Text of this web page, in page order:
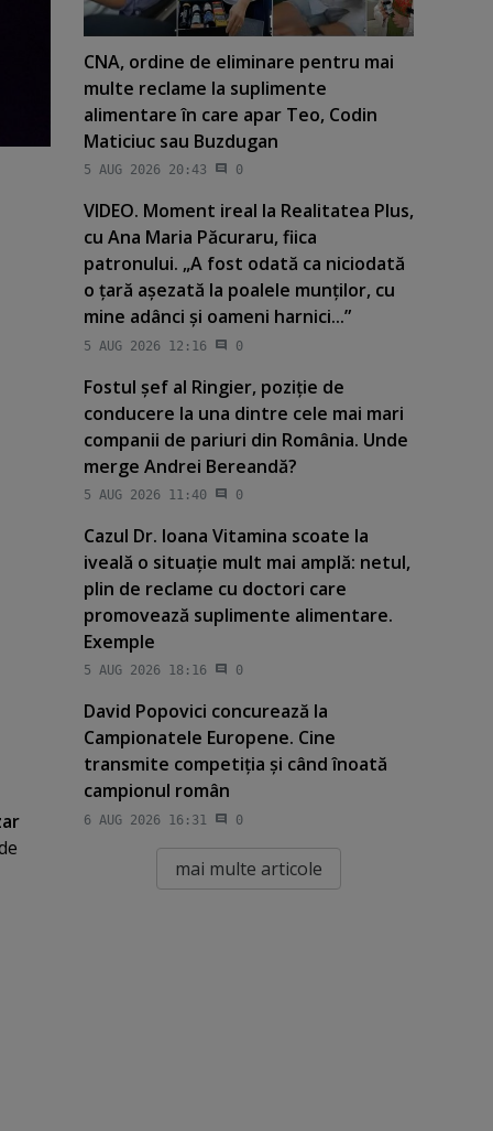
CNA, ordine de eliminare pentru mai
multe reclame la suplimente
alimentare în care apar Teo, Codin
Maticiuc sau Buzdugan
5 AUG 2026 20:43 0
VIDEO. Moment ireal la Realitatea Plus,
cu Ana Maria Păcuraru, fiica
patronului. „A fost odată ca niciodată
o ţară aşezată la poalele munţilor, cu
mine adânci şi oameni harnici...”
5 AUG 2026 12:16 0
Fostul şef al Ringier, poziţie de
conducere la una dintre cele mai mari
companii de pariuri din România. Unde
merge Andrei Bereandă?
5 AUG 2026 11:40 0
Cazul Dr. Ioana Vitamina scoate la
iveală o situaţie mult mai amplă: netul,
plin de reclame cu doctori care
promovează suplimente alimentare.
Exemple
5 AUG 2026 18:16 0
David Popovici concurează la
Campionatele Europene. Cine
transmite competiţia şi când înoată
campionul român
6 AUG 2026 16:31 0
mai multe articole